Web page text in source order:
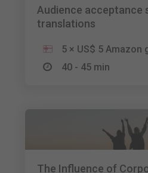
Audience acceptance
translations
5 × US$ 5 Amazon
40 - 45 min
The Influence of